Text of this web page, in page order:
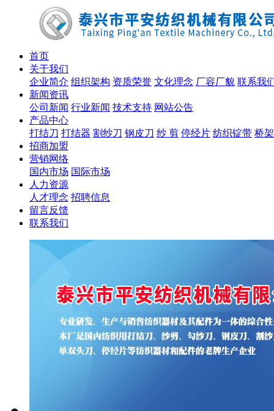
首页
关于我们
企业简介 组织架构 资质荣誉 文化理念 厂容厂貌 联系我
新闻资讯
公司新闻 行业新闻 技术支持 网站公告
产品中心
打结刀 打结器 割纱刀 钢皮刀 纱 剪 停经片 纺织锭带 桥
招商加盟
营销网络
国内市场 国际市场
人力资源
人才理念 招聘信息
留言反馈
联系我们